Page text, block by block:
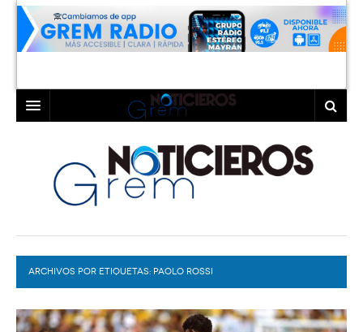
LAGUNA
TORREÓN
GÓMEZ PALACIO
LERDO
COAHUILA
DURANGO
DEPORTES
ARCHIVOS POR ETIQUETAS: PAOLO ROSSI